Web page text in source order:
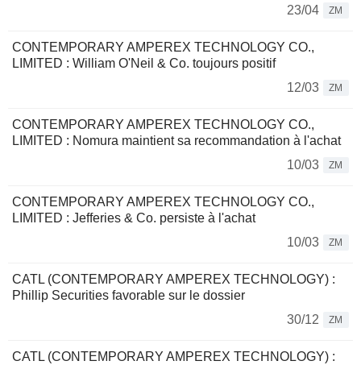
23/04
ZM
CONTEMPORARY AMPEREX TECHNOLOGY CO.,
LIMITED : William O'Neil & Co. toujours positif
12/03
ZM
CONTEMPORARY AMPEREX TECHNOLOGY CO.,
LIMITED : Nomura maintient sa recommandation à l'achat
10/03
ZM
CONTEMPORARY AMPEREX TECHNOLOGY CO.,
LIMITED : Jefferies & Co. persiste à l'achat
10/03
ZM
CATL (CONTEMPORARY AMPEREX TECHNOLOGY) :
Phillip Securities favorable sur le dossier
30/12
ZM
CATL (CONTEMPORARY AMPEREX TECHNOLOGY) :